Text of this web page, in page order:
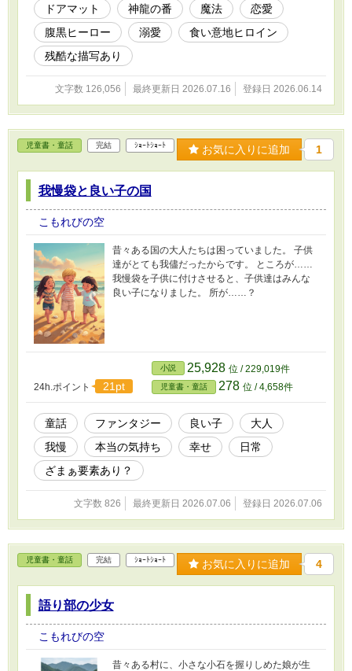
となのです。 溺愛する神龍と一緒に陰謀を暴い
たりするリゼリアのお話。 かなり残酷な描写が
あります。人も死にます。苦手な方はブラウザ
バックを。 残酷なシーンがあるときは、その旨
記載しておきます。 このお話は前作「皇帝の孫
娘」の世界観と共通しています。 時代的にはレ
オニス・フォン・アストラル十三世の父親が皇
帝です。
ドアマット 神龍の番 魔法
恋愛
腹黒ヒーロー
溺愛
食い意地ヒロイン
残酷な描写あり
文字数 126,056 最終更新日 2026.07.16 登録日 2026.06.14
児童書・童話 完結 ｼｮｰﾄｼｮｰﾄ お気に入りに追加 1
我慢袋と良い子の国
こもれびの空
昔々ある国の大人たちは困っていました。 子供
達がとても我儘だったからです。 ところが……
我慢袋を子供に付けさせると、子供達はみんな
良い子になりました。 所が……？
24h.ポイント 21pt
小説 25,928 位 / 229,019件
児童書・童話 278 位 / 4,658件
童話 ファンタジー 良い子
大人
我慢
本当の気持ち 幸せ
日常
ざまぁ要素あり？
文字数 826 最終更新日 2026.07.06 登録日 2026.07.06
児童書・童話 完結 ｼｮｰﾄｼｮｰﾄ お気に入りに追加 4
語り部の少女
こもれびの空
昔々ある村に、小さな小石を握りしめた娘が生